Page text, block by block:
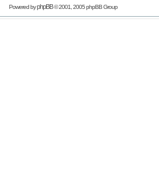
Powered byphpBB© 2001, 2005 phpBB Group